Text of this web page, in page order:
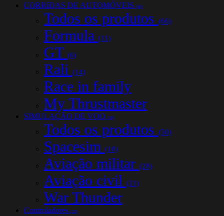
CORRIDAS DE AUTOMÓVEIS (66)
Todos os produtos (66)
Formula (11)
GT (6)
Rali (14)
Race in family
My Thrustmaster
SIMULAÇÃO DE VOO (50)
Todos os produtos (50)
Spacesim (18)
Aviação militar (28)
Aviação civil (21)
War Thunder
Controladores (25)